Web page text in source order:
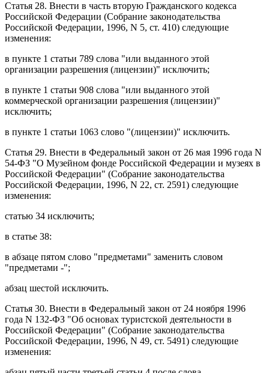
Статья 28. Внести в часть вторую Гражданского кодекса
Российской Федерации (Собрание законодательства
Российской Федерации, 1996, N 5, ст. 410) следующие
изменения:
в пункте 1 статьи 789 слова "или выданного этой
организации разрешения (лицензии)" исключить;
в пункте 1 статьи 908 слова "или выданного этой
коммерческой организации разрешения (лицензии)"
исключить;
в пункте 1 статьи 1063 слово "(лицензии)" исключить.
Статья 29. Внести в Федеральный закон от 26 мая 1996 года N
54-ФЗ "О Музейном фонде Российской Федерации и музеях в
Российской Федерации" (Собрание законодательства
Российской Федерации, 1996, N 22, ст. 2591) следующие
изменения:
статью 34 исключить;
в статье 38:
в абзаце пятом слово "предметами" заменить словом
"предметами -";
абзац шестой исключить.
Статья 30. Внести в Федеральный закон от 24 ноября 1996
года N 132-ФЗ "Об основах туристской деятельности в
Российской Федерации" (Собрание законодательства
Российской Федерации, 1996, N 49, ст. 5491) следующие
изменения: